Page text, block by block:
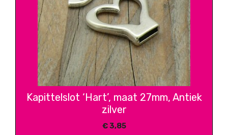
Kapittelslot ‘Hart’, maat 27mm, Antiek
zilver
€3,85